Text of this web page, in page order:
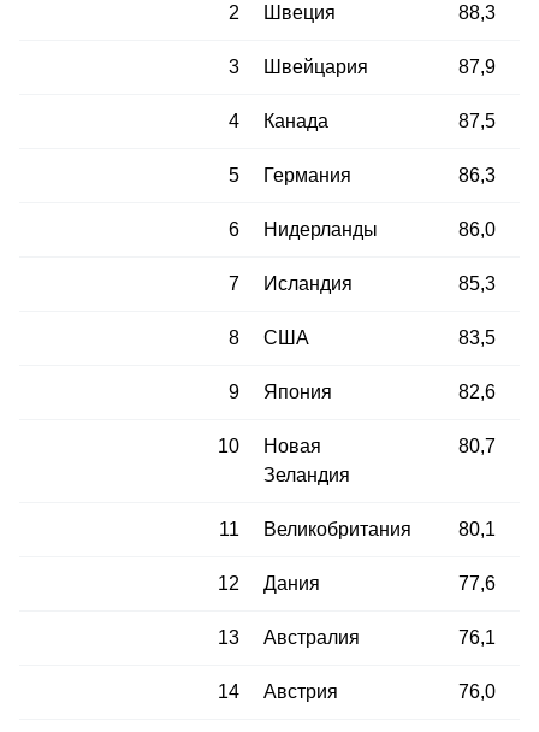
2 Швеция 88,3
3 Швейцария 87,9
4 Канада 87,5
5 Германия 86,3
6 Нидерланды 86,0
7 Исландия 85,3
8 США 83,5
9 Япония 82,6
10
Новая
Зеландия
80,7
11 Великобритания 80,1
12 Дания 77,6
13 Австралия 76,1
14 Австрия 76,0